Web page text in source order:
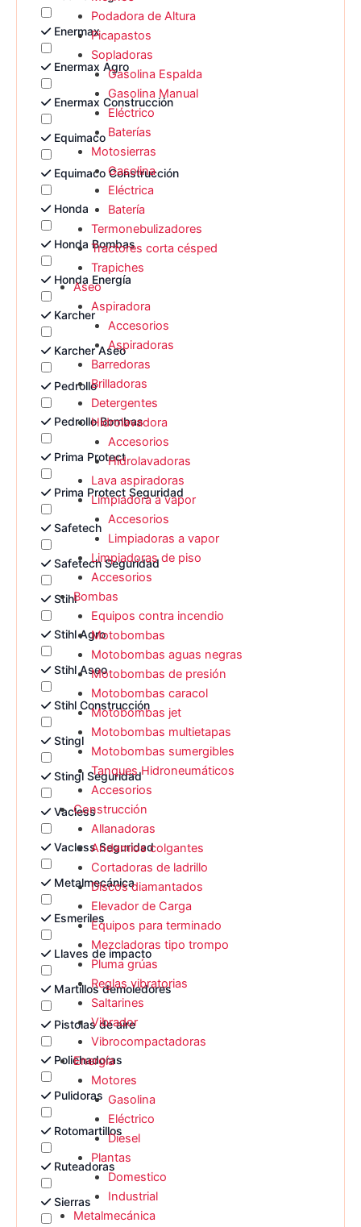
Enermax
Enermax Agro
Enermax Construcción
Equimaco
Equimaco Construcción
Honda
Honda Bombas
Honda Energía
Karcher
Karcher Aseo
Pedrollo
Pedrollo Bombas
Prima Protect
Prima Protect Seguridad
Safetech
Safetech Seguridad
Stihl
Stihl Agro
Stihl Aseo
Stihl Construcción
Stingl
Stingl Seguridad
Vacless
Vacless Seguridad
Metalmecánica
Esmeriles
Llaves de impacto
Martillos demoledores
Pistolas de aire
Polichadoras
Pulidoras
Rotomartillos
Ruteadoras
Sierras
Podadora de Altura
Picapastos
Sopladoras
Gasolina Espalda
Gasolina Manual
Eléctrico
Baterías
Motosierras
Gasolina
Eléctrica
Batería
Termonebulizadores
Tractores corta césped
Trapiches
Aseo
Aspiradora
Accesorios
Aspiradoras
Barredoras
Brilladoras
Detergentes
Hidrolavadora
Accesorios
Hidrolavadoras
Lava aspiradoras
Limpiadora a vapor
Accesorios
Limpiadoras a vapor
Limpiadoras de piso
Accesorios
Bombas
Equipos contra incendio
Motobombas
Motobombas aguas negras
Motobombas de presión
Motobombas caracol
Motobombas jet
Motobombas multietapas
Motobombas sumergibles
Tanques Hidroneumáticos
Accesorios
Construcción
Allanadoras
Andamios colgantes
Cortadoras de ladrillo
Discos diamantados
Elevador de Carga
Equipos para terminado
Mezcladoras tipo trompo
Pluma grúas
Reglas vibratorias
Saltarines
Vibrador
Vibrocompactadoras
Energía
Motores
Gasolina
Eléctrico
Diesel
Plantas
Domestico
Industrial
Metalmecánica